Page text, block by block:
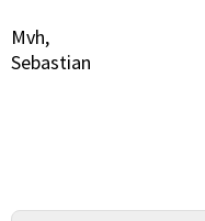
Mvh,
Sebastian